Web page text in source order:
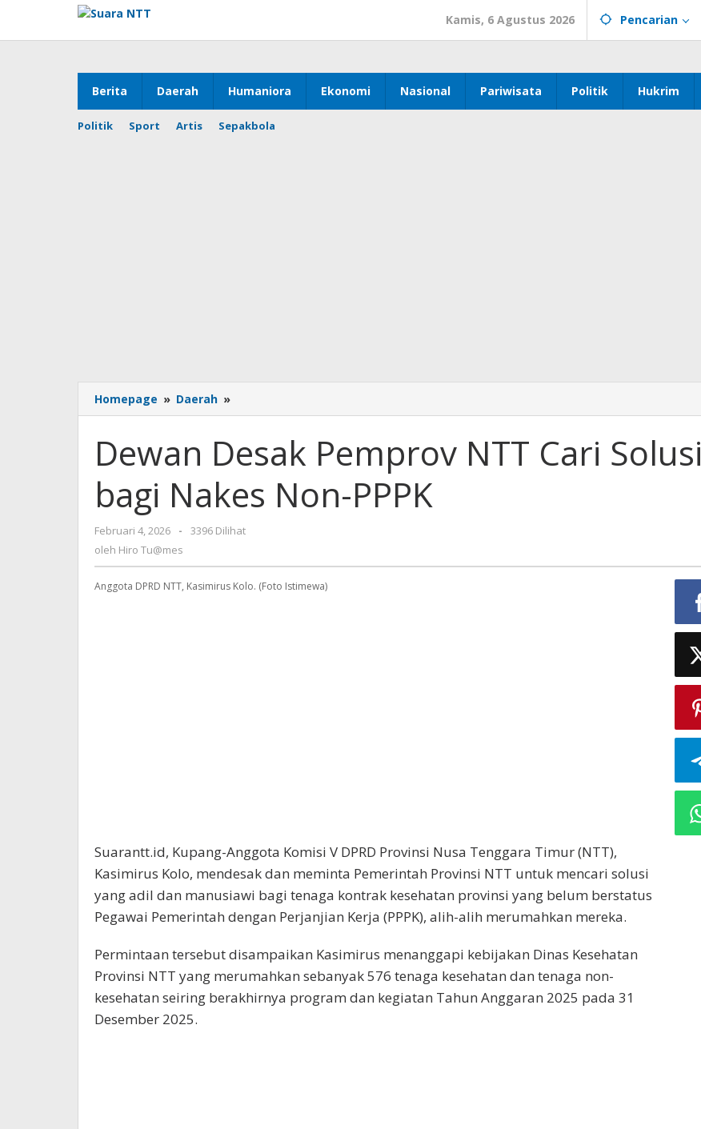
konten
Kamis, 6 Agustus 2026 Pencarian
Berita Daerah Humaniora Ekonomi Nasional Pariwisata Politik Hukrim
Politik Sport Artis Sepakbola
Homepage » Daerah »
Desak
NTT
Cari
bagi
Non-
Dewan Desak Pemprov NTT Cari Solusi
bagi Nakes Non-PPPK
Februari 4, 2026
oleh
-
3396 Dilihat
oleh Hiro Tu@mes
Anggota DPRD NTT, Kasimirus Kolo. (Foto Istimewa)
Suarantt.id, Kupang-Anggota Komisi V DPRD Provinsi Nusa Tenggara Timur (NTT),
Kasimirus Kolo, mendesak dan meminta Pemerintah Provinsi NTT untuk mencari solusi
yang adil dan manusiawi bagi tenaga kontrak kesehatan provinsi yang belum berstatus
Pegawai Pemerintah dengan Perjanjian Kerja (PPPK), alih-alih merumahkan mereka.
Permintaan tersebut disampaikan Kasimirus menanggapi kebijakan Dinas Kesehatan
Provinsi NTT yang merumahkan sebanyak 576 tenaga kesehatan dan tenaga non-
kesehatan seiring berakhirnya program dan kegiatan Tahun Anggaran 2025 pada 31
Desember 2025.